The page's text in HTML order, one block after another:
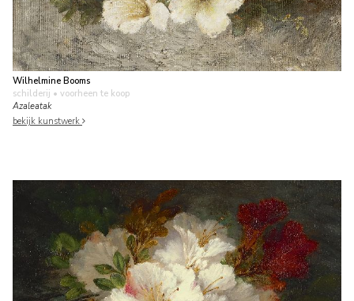
Wilhelmine Booms
schilderij • voorheen te koop
Azaleatak
bekijk kunstwerk